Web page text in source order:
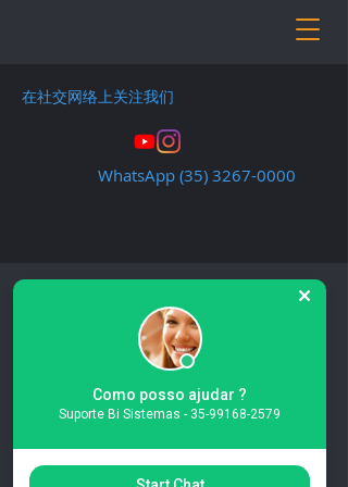
在社交网络上关注我们
WhatsApp (35) 3267-0000
Em breve iremos liberar
SistemaBi ERP
Como posso ajudar ?
Suporte Bi Sistemas - 35-99168-2579